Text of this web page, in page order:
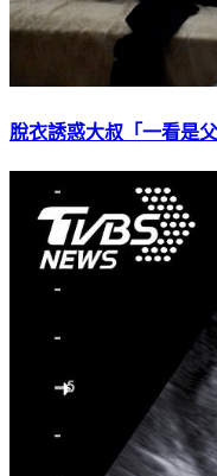
脫衣誘惑大叔「一看是